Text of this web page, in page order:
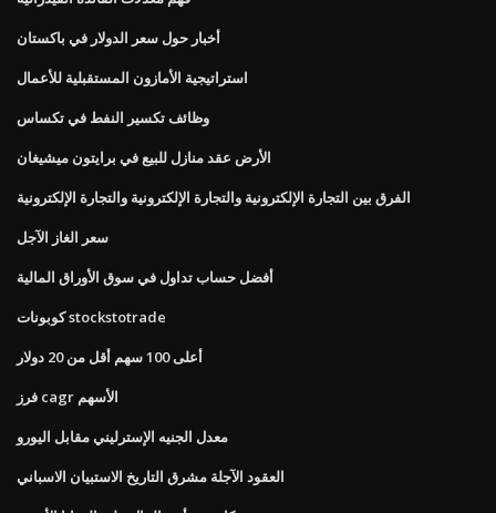
أخبار حول سعر الدولار في باكستان
استراتيجية الأمازون المستقبلية للأعمال
وظائف تكسير النفط في تكساس
الأرض عقد منازل للبيع في برايتون ميشيغان
الفرق بين التجارة الإلكترونية والتجارة الإلكترونية والتجارة الإلكترونية
سعر الغاز الآجل
أفضل حساب تداول في سوق الأوراق المالية
كوبونات stockstotrade
أعلى 100 سهم أقل من 20 دولار
فرز cagr الأسهم
معدل الجنيه الإسترليني مقابل اليورو
العقود الآجلة مشرق التاريخ الاستبيان الاسباني